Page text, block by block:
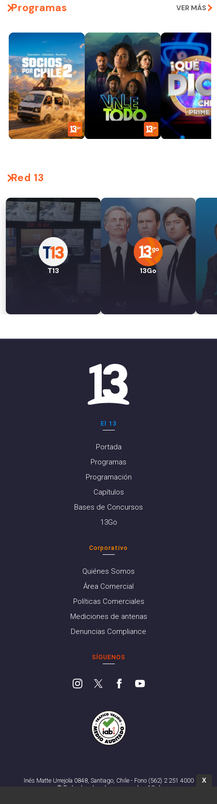
Programas VER MÁS
Red 13
T13 13Go
El 13
Portada
Programas
Programación
Capítulos
Bases de Concursos
13Go
Corporativo
Quiénes Somos
Área Comercial
Políticas Comerciales
Mediciones de antenas
Denuncias Compliance
SÍGUENOS
Inés Matte Urrejola 0848, Santiago, Chile - Fono (562) 2 251 4000
© Todos los derechos reservados. 13.cl
X